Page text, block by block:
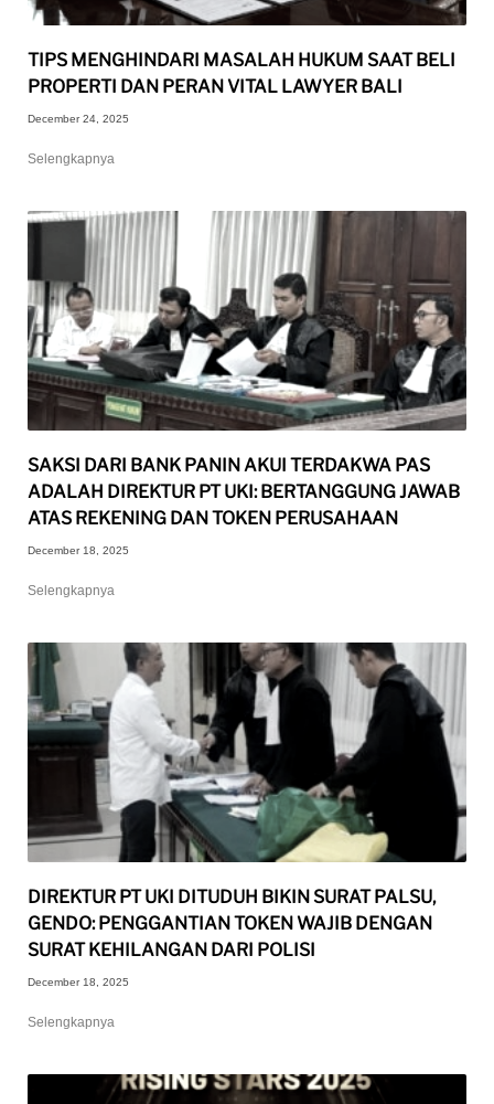
TIPS MENGHINDARI MASALAH HUKUM SAAT BELI
PROPERTI DAN PERAN VITAL LAWYER BALI
December 24, 2025
Selengkapnya
SAKSI DARI BANK PANIN AKUI TERDAKWA PAS
ADALAH DIREKTUR PT UKI: BERTANGGUNG JAWAB
ATAS REKENING DAN TOKEN PERUSAHAAN
December 18, 2025
Selengkapnya
DIREKTUR PT UKI DITUDUH BIKIN SURAT PALSU,
GENDO: PENGGANTIAN TOKEN WAJIB DENGAN
SURAT KEHILANGAN DARI POLISI
December 18, 2025
Selengkapnya